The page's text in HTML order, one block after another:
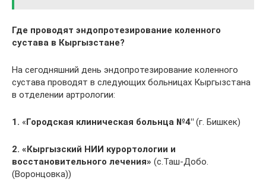
Где проводят эндопротезирование коленного
сустава в Кыргызстане?
На сегодняшний день эндопротезирование коленного
сустава проводят в следующих больницах Кыргызстана
в отделении артрологии:
1. «Городская клиническая больнца №4″ (г. Бишкек)
2. «Кыргызский НИИ курортологии и
восстановительного лечения» (с.Таш-Добо.
(Воронцовка))